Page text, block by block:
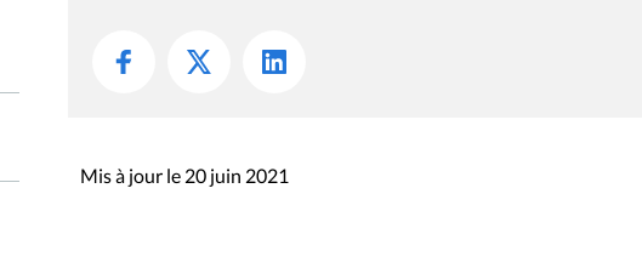
Mis à jour le 20 juin 2021